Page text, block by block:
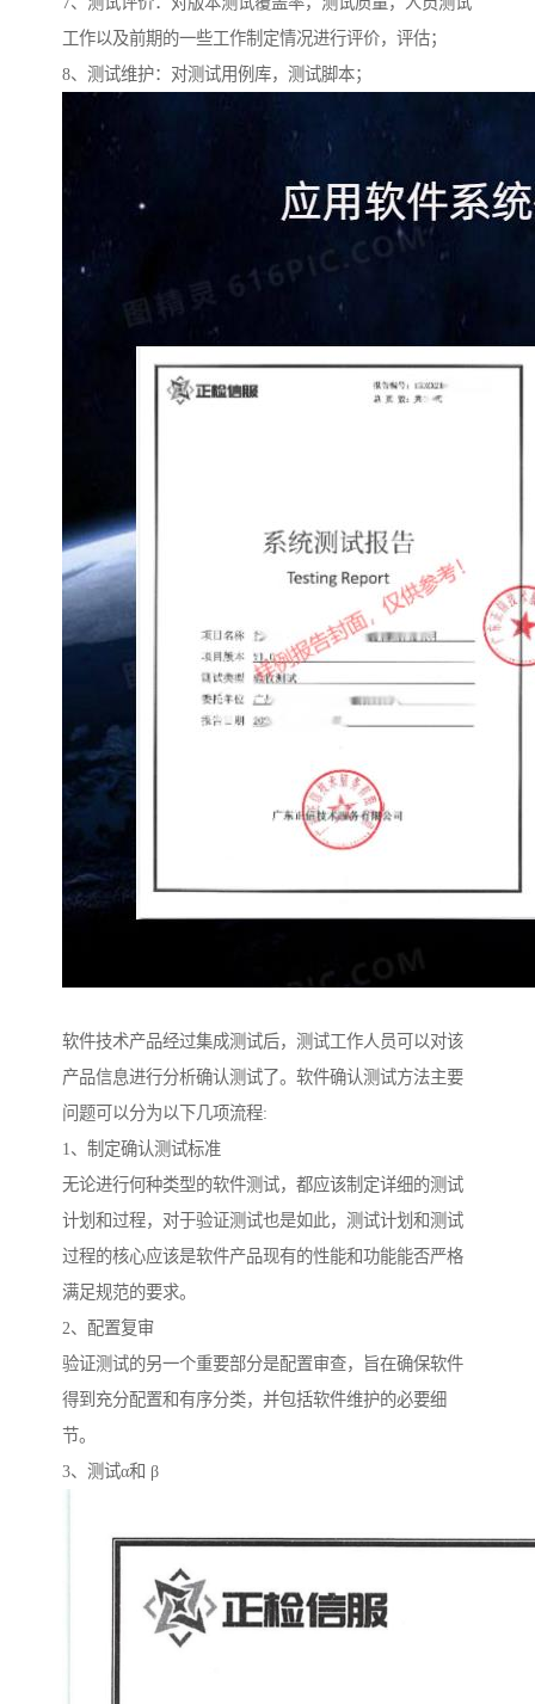
工作以及前期的一些工作制定情况进行评价，评估；
8、测试维护：对测试用例库，测试脚本；
软件技术产品经过集成测试后，测试工作人员可以对该
产品信息进行分析确认测试了。软件确认测试方法主要
问题可以分为以下几项流程:
1、制定确认测试标准
无论进行何种类型的软件测试，都应该制定详细的测试
计划和过程，对于验证测试也是如此，测试计划和测试
过程的核心应该是软件产品现有的性能和功能能否严格
满足规范的要求。
2、配置复审
验证测试的另一个重要部分是配置审查，旨在确保软件
得到充分配置和有序分类，并包括软件维护的必要细
节。
3、测试α和 β